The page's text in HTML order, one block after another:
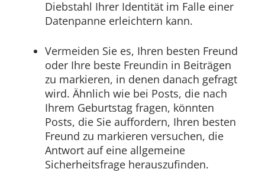
Diebstahl Ihrer Identität im Falle einer
Datenpanne erleichtern kann.
Vermeiden Sie es, Ihren besten Freund
oder Ihre beste Freundin in Beiträgen
zu markieren, in denen danach gefragt
wird. Ähnlich wie bei Posts, die nach
Ihrem Geburtstag fragen, könnten
Posts, die Sie auffordern, Ihren besten
Freund zu markieren versuchen, die
Antwort auf eine allgemeine
Sicherheitsfrage herauszufinden.